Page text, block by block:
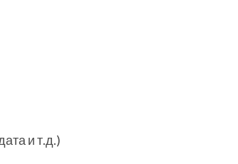
и т.д.)